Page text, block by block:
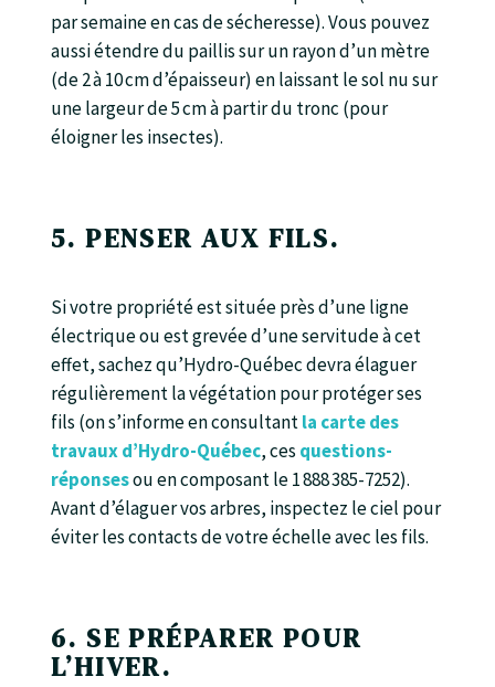
par semaine en cas de sécheresse). Vous pouvez
aussi étendre du paillis sur un rayon d’un mètre
(de 2 à 10 cm d’épaisseur) en laissant le sol nu sur
une largeur de 5 cm à partir du tronc (pour
éloigner les insectes).
5. PENSER AUX FILS.
Si votre propriété est située près d’une ligne
électrique ou est grevée d’une servitude à cet
effet, sachez qu’Hydro-Québec devra élaguer
régulièrement la végétation pour protéger ses
fils (on s’informe en consultantla carte des
travaux d’Hydro-Québec, ces questions-
réponsesou en composant le 1 888 385-7252).
Avant d’élaguer vos arbres, inspectez le ciel pour
éviter les contacts de votre échelle avec les fils.
6. SE PRÉPARER POUR
L’HIVER.